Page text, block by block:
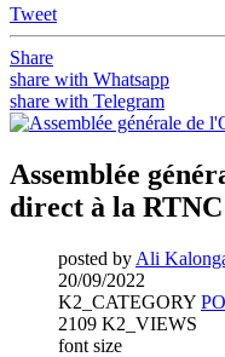
Tweet
Share
share with Whatsapp
share with Telegram
Assemblée
direct à la RTNC
posted by Ali
20/09/2022
K2_CATEGORY
2109 K2_VIEWS
font size